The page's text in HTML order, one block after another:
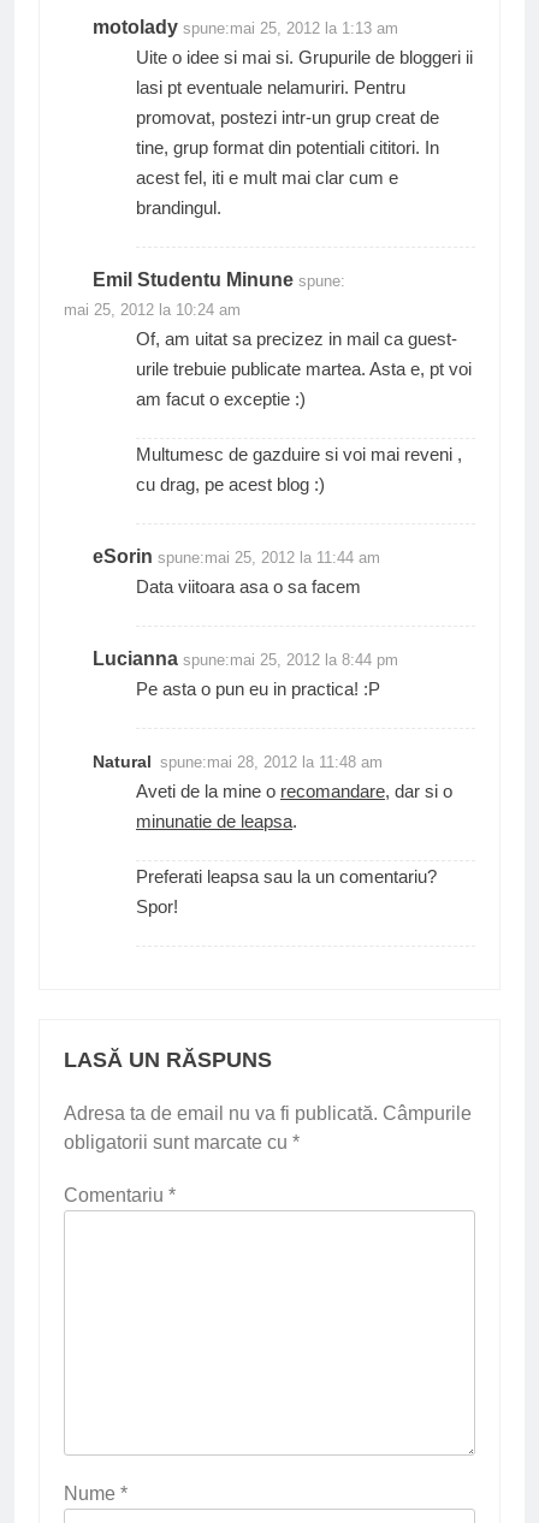
motolady spune:mai 25, 2012 la 1:13 am
Uite o idee si mai si. Grupurile de bloggeri ii
lasi pt eventuale nelamuriri. Pentru
promovat, postezi intr-un grup creat de
tine, grup format din potentiali cititori. In
acest fel, iti e mult mai clar cum e
brandingul.
Emil Studentu Minune spune:
mai 25, 2012 la 10:24 am
Of, am uitat sa precizez in mail ca guest-
urile trebuie publicate martea. Asta e, pt voi
am facut o exceptie :)
Multumesc de gazduire si voi mai reveni ,
cu drag, pe acest blog :)
eSorin spune:mai 25, 2012 la 11:44 am
Data viitoara asa o sa facem
Lucianna spune:mai 25, 2012 la 8:44 pm
Pe asta o pun eu in practica! :P
Natural spune:mai 28, 2012 la 11:48 am
Aveti de la mine o recomandare, dar si o
minunatie de leapsa.
Preferati leapsa sau la un comentariu?
Spor!
LASĂ UN RĂSPUNS
Adresa ta de email nu va fi publicată. Câmpurile
obligatorii sunt marcate cu *
Comentariu *
Nume *